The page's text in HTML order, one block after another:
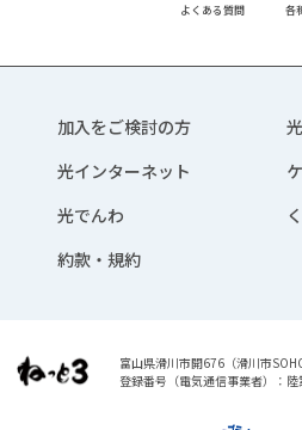
よくある質問 各
加入をご検討の方
光インターネット
光でんわ
約款・規約
富山県滑川市開676（滑川市
登録番号（電気通信事業者）：陸